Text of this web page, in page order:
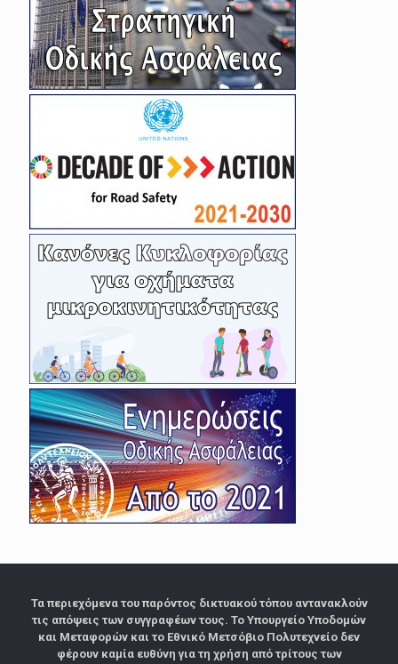
Τα περιεχόμενα του παρόντος δικτυακού τόπου αντανακλούν
τις απόψεις των συγγραφέων τους. Το Υπουργείο Υποδομών
και Μεταφορών και το Εθνικό Μετσόβιο Πολυτεχνείο δεν
φέρουν καμία ευθύνη για τη χρήση από τρίτους των